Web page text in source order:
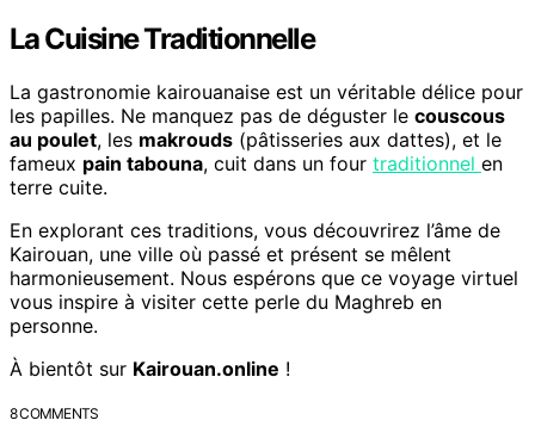
La Cuisine Traditionnelle
La gastronomie kairouanaise est un véritable délice pour
les papilles. Ne manquez pas de déguster le couscous
au poulet, les makrouds (pâtisseries aux dattes), et le
fameux pain tabouna, cuit dans un four traditionnel en
terre cuite.
En explorant ces traditions, vous découvrirez l’âme de
Kairouan, une ville où passé et présent se mêlent
harmonieusement. Nous espérons que ce voyage virtuel
vous inspire à visiter cette perle du Maghreb en
personne.
À bientôt sur Kairouan.online !
8 COMMENTS